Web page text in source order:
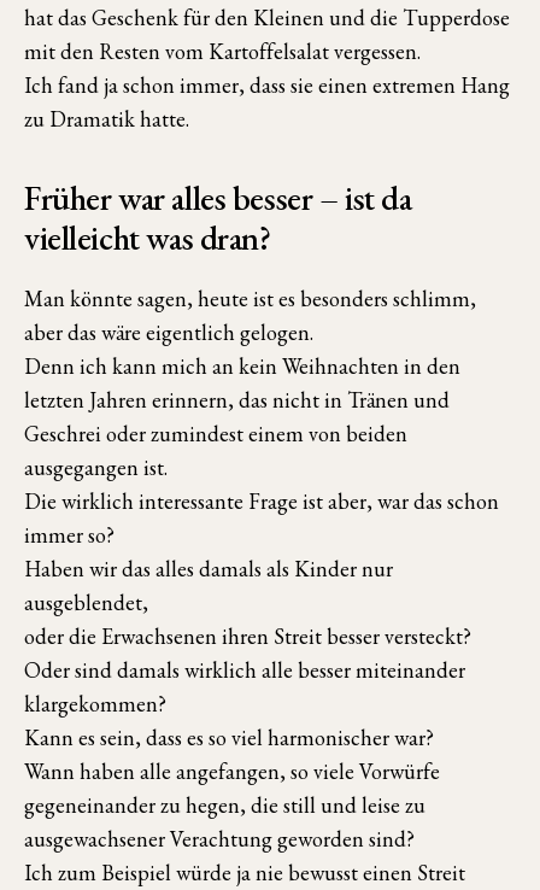
hat das Geschenk für den Kleinen und die Tupperdose
mit den Resten vom Kartoffelsalat vergessen.
Ich fand ja schon immer, dass sie einen extremen Hang
zu Dramatik hatte.
Früher war alles besser – ist da
vielleicht was dran?
Man könnte sagen, heute ist es besonders schlimm,
aber das wäre eigentlich gelogen.
Denn ich kann mich an kein Weihnachten in den
letzten Jahren erinnern, das nicht in Tränen und
Geschrei oder zumindest einem von beiden
ausgegangen ist.
Die wirklich interessante Frage ist aber, war das schon
immer so?
Haben wir das alles damals als Kinder nur
ausgeblendet,
oder die Erwachsenen ihren Streit besser versteckt?
Oder sind damals wirklich alle besser miteinander
klargekommen?
Kann es sein, dass es so viel harmonischer war?
Wann haben alle angefangen, so viele Vorwürfe
gegeneinander zu hegen, die still und leise zu
ausgewachsener Verachtung geworden sind?
Ich zum Beispiel würde ja nie bewusst einen Streit